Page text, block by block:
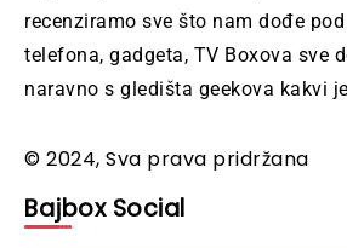
recenziramo sve što nam dođe
telefona, gadgeta, TV Boxova sve
naravno s gledišta geekova kakvi
© 2024, Sva prava pridržana
Bajbox Social